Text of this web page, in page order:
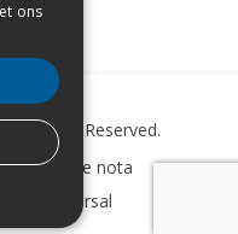
Rights Reserved.
Wettelijke nota
door Conversal
ons